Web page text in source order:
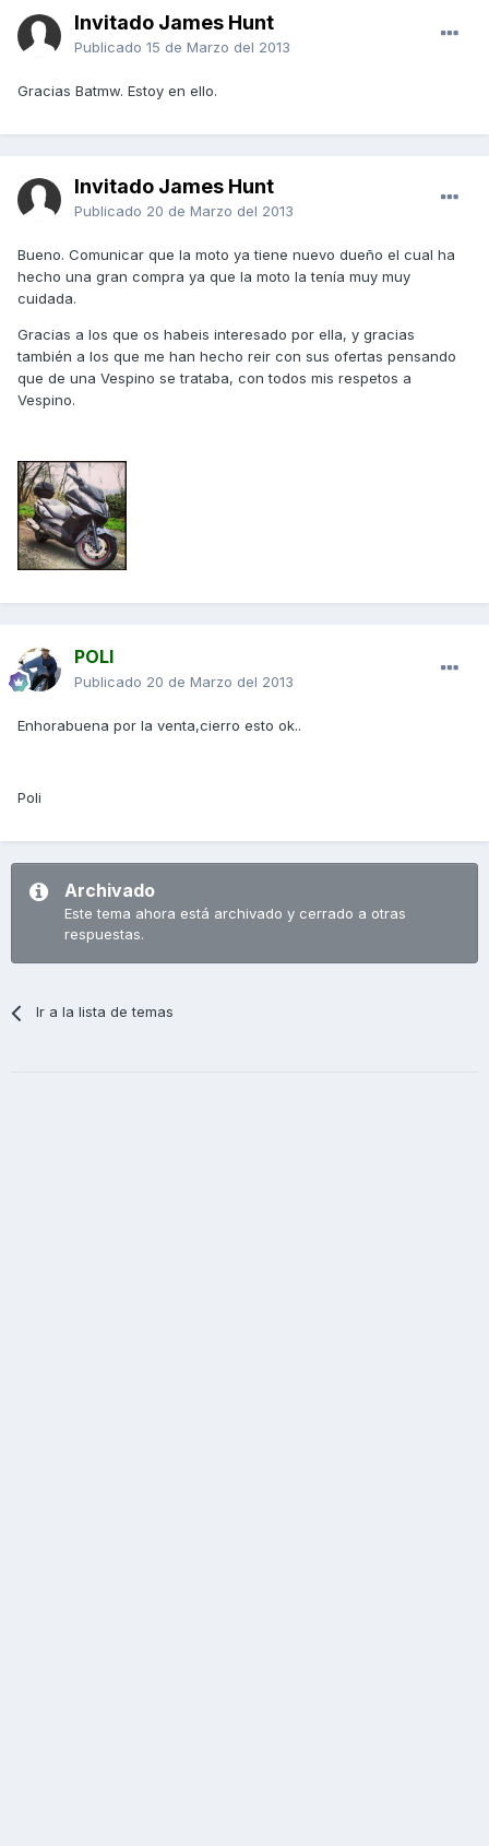
Invitado James Hunt
Publicado 15 de Marzo del 2013
Gracias Batmw. Estoy en ello.
Invitado James Hunt
Publicado 20 de Marzo del 2013
Bueno. Comunicar que la moto ya tiene nuevo dueño el cual ha
hecho una gran compra ya que la moto la tenía muy muy
cuidada.
Gracias a los que os habeis interesado por ella, y gracias
también a los que me han hecho reir con sus ofertas pensando
que de una Vespino se trataba, con todos mis respetos a
Vespino.
POLI
Publicado 20 de Marzo del 2013
Enhorabuena por la venta,cierro esto ok..
Poli
Archivado
Este tema ahora está archivado y cerrado a otras
respuestas.
Ir a la lista de temas